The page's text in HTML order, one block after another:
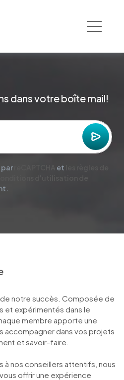
dans votre boîte mail!
et
notre succès. Composée de
et expérimentés dans le
membre apporte une
accompagner dans vos projets
et savoir-faire.
à nos conseillers attentifs, nous
offrir une expérience